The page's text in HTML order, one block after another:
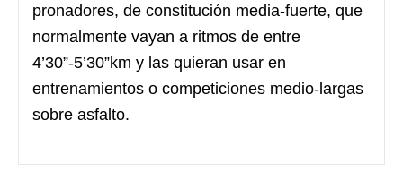
pronadores, de constitución media-fuerte, que
normalmente vayan a ritmos de entre
4’30”-5’30”km y las quieran usar en
entrenamientos o competiciones medio-largas
sobre asfalto.